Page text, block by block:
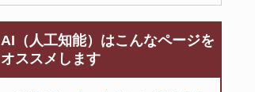
AI（人工知能）はこんなページを
オススメします